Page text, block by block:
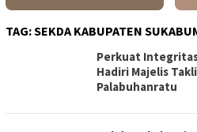
TAG:SEKDA KABUPATEN
Perkuat
Hadiri Majelis
Palabuhanratu